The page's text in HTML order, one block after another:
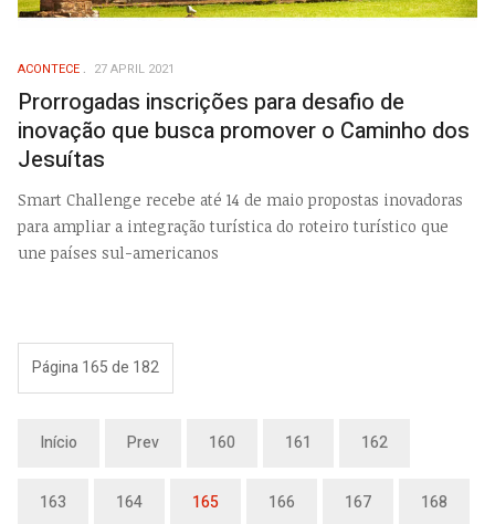
ACONTECE 27 APRIL 2021
Prorrogadas inscrições para desafio de
inovação que busca promover o Caminho dos
Jesuítas
Smart Challenge recebe até 14 de maio propostas inovadoras
para ampliar a integração turística do roteiro turístico que
une países sul-americanos
Página 165 de 182
Início Prev 160 161 162
163 164 165 166 167 168